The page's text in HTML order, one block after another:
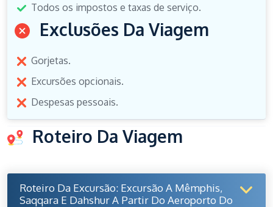
Todos os impostos e taxas de serviço.
Exclusões Da Viagem
Gorjetas.
Excursões opcionais.
Despesas pessoais.
Roteiro Da Viagem
Roteiro Da Excursão: Excursão A Mêmphis,
Saqqara E Dahshur A Partir Do Aeroporto Do